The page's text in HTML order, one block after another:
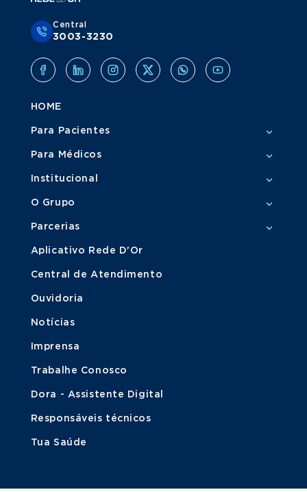
Central
3003-3230
HOME
Para Pacientes
Para Médicos
Institucional
O Grupo
Parcerias
Aplicativo Rede D'Or
Central de Atendimento
Ouvidoria
Notícias
Imprensa
Trabalhe Conosco
Dora - Assistente Digital
Responsáveis técnicos
Tua Saúde